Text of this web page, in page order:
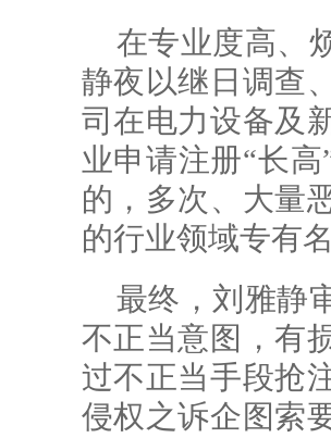
在专业度高、
静夜以继日调查
司在电力设备及
业申请注册“长
的，多次、大量
的行业领域专有
最终，刘雅静
不正当意图，有
过不正当手段抢
侵权之诉企图索